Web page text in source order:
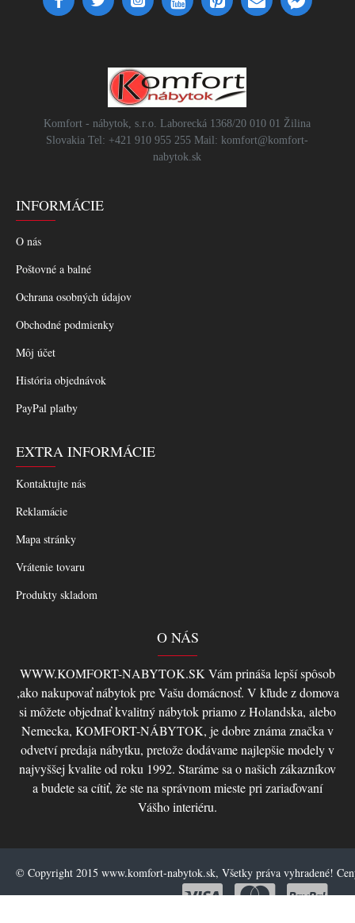
Komfort - nábytok, s.r.o. Laborecká 1368/20 010 01 Žilina
Slovakia Tel: +421 910 955 255 Mail: komfort@komfort-
nabytok.sk
INFORMÁCIE
O nás
Poštovné a balné
Ochrana osobných údajov
Obchodné podmienky
Môj účet
História objednávok
PayPal platby
EXTRA INFORMÁCIE
Kontaktujte nás
Reklamácie
Mapa stránky
Vrátenie tovaru
Produkty skladom
O NÁS
WWW.KOMFORT-NABYTOK.SK Vám prináša lepší spôsob
,ako nakupovať nábytok pre Vašu domácnosť. V kľude z domova
si môžete objednať kvalitný nábytok priamo z Holandska, alebo
Nemecka, KOMFORT-NÁBYTOK, je dobre známa značka v
odvetví predaja nábytku, pretože dodávame najlepšie modely v
najvyššej kvalite od roku 1992. Staráme sa o našich zákazníkov
a budete sa cítiť, že ste na správnom mieste pri zariaďovaní
Vášho interiéru.
© Copyright 2015 www.komfort-nabytok.sk, Všetky práva vyhradené!